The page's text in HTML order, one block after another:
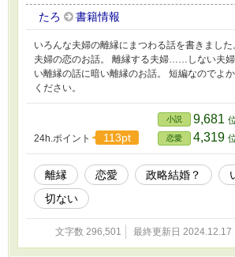
たろ 書籍情報
いろんな夫婦の離縁にまつわる話を書きまし
夫婦の恋のお話。 離縁する夫婦……しない夫
い離縁の話に暗い離縁のお話。 短編なのでよ
ください。
24h.ポイント 113pt
小説 9,681
恋愛 4,319
離縁 恋愛 政略結婚？
切ない
文字数 296,501 最終更新日 2024.12.17